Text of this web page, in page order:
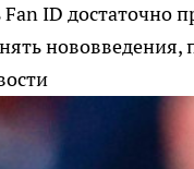
ID достаточно
нововведения,